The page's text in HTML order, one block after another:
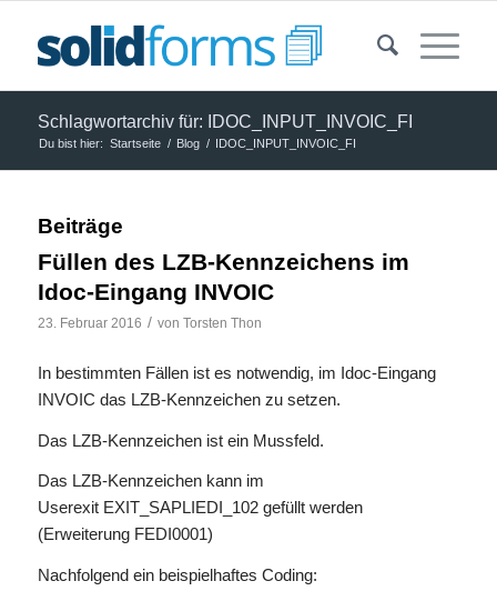
Schlagwortarchiv für: IDOC_INPUT_INVOIC_FI
Du bist hier: Startseite / Blog / IDOC_INPUT_INVOIC_FI
Beiträge
Füllen des LZB-Kennzeichens im
Idoc-Eingang INVOIC
23. Februar 2016 / von Torsten Thon
In bestimmten Fällen ist es notwendig, im Idoc-Eingang
INVOIC das LZB-Kennzeichen zu setzen.
Das LZB-Kennzeichen ist ein Mussfeld.
Das LZB-Kennzeichen kann im
Userexit EXIT_SAPLIEDI_102 gefüllt werden
(Erweiterung FEDI0001)
Nachfolgend ein beispielhaftes Coding: